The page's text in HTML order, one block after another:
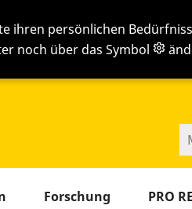
ihren persönlichen
noch über das Symbol
Sie jetzt
Forschung PRO